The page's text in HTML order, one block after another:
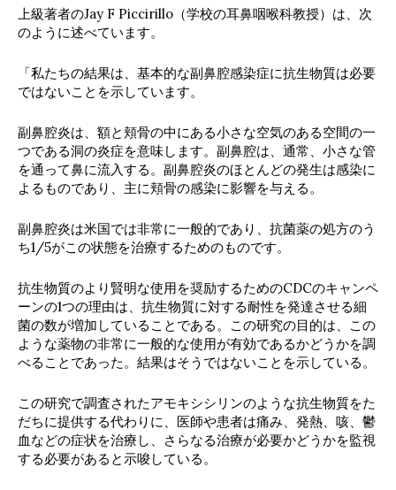
上級著者のJay F Piccirillo（学校の耳鼻咽喉科教授）は、次
のように述べています。
「私たちの結果は、基本的な副鼻腔感染症に抗生物質は必要
ではないことを示しています。
副鼻腔炎は、額と頬骨の中にある小さな空気のある空間の一
つである洞の炎症を意味します。副鼻腔は、通常、小さな管
を通って鼻に流入する。副鼻腔炎のほとんどの発生は感染に
よるものであり、主に頬骨の感染に影響を与える。
副鼻腔炎は米国では非常に一般的であり、抗菌薬の処方のう
ち1/5がこの状態を治療するためのものです。
抗生物質のより賢明な使用を奨励するためのCDCのキャンペ
ーンの1つの理由は、抗生物質に対する耐性を発達させる細
菌の数が増加していることである。この研究の目的は、この
ような薬物の非常に一般的な使用が有効であるかどうかを調
べることであった。結果はそうではないことを示している。
この研究で調査されたアモキシシリンのような抗生物質をた
だちに提供する代わりに、医師や患者は痛み、発熱、咳、鬱
血などの症状を治療し、さらなる治療が必要かどうかを監視
する必要があると示唆している。